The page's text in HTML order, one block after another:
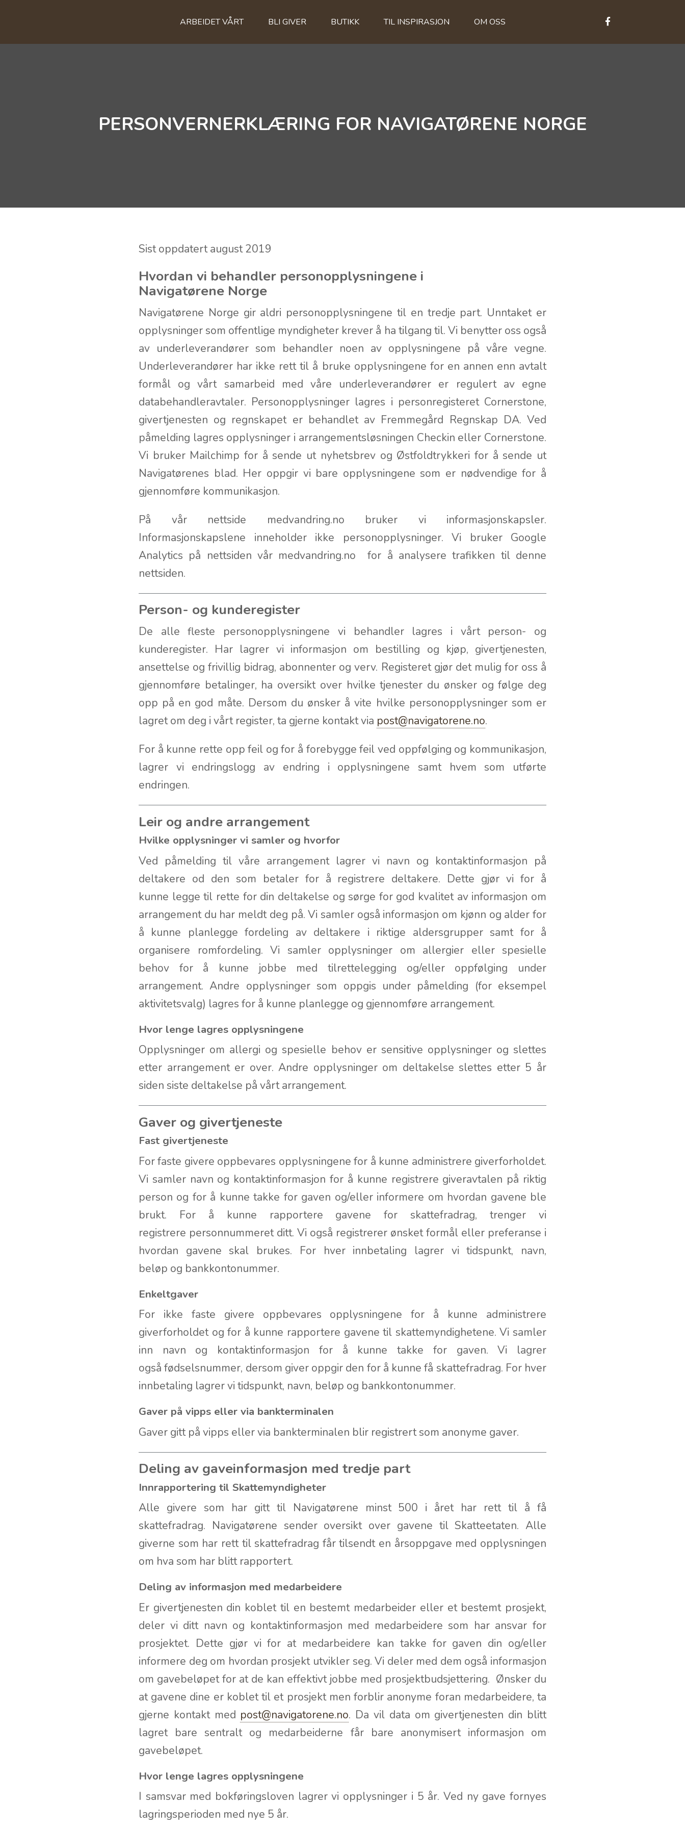
ARBEIDET VÅRT BLI GIVER BUTIKK TIL INSPIRASJON OM OSS
PERSONVERNERKLÆRING FOR NAVIGATØRENE NORGE
Sist oppdatert august 2019
Hvordan vi behandler personopplysningene i
Navigatørene Norge
Navigatørene Norge gir aldri personopplysningene til en tredje part. Unntaket er
opplysninger som offentlige myndigheter krever å ha tilgang til. Vi benytter oss også
av underleverandører som behandler noen av opplysningene på våre vegne.
Underleverandører har ikke rett til å bruke opplysningene for en annen enn avtalt
formål og vårt samarbeid med våre underleverandører er regulert av egne
databehandleravtaler. Personopplysninger lagres i personregisteret Cornerstone,
givertjenesten og regnskapet er behandlet av Fremmegård Regnskap DA. Ved
påmelding lagres opplysninger i arrangementsløsningen Checkin eller Cornerstone.
Vi bruker Mailchimp for å sende ut nyhetsbrev og Østfoldtrykkeri for å sende ut
Navigatørenes blad. Her oppgir vi bare opplysningene som er nødvendige for å
gjennomføre kommunikasjon.
På vår nettside medvandring.no bruker vi informasjonskapsler.
Informasjonskapslene inneholder ikke personopplysninger. Vi bruker Google
Analytics på nettsiden vår medvandring.no for å analysere trafikken til denne
nettsiden.
Person- og kunderegister
De alle fleste personopplysningene vi behandler lagres i vårt person- og
kunderegister. Har lagrer vi informasjon om bestilling og kjøp, givertjenesten,
ansettelse og frivillig bidrag, abonnenter og verv. Registeret gjør det mulig for oss å
gjennomføre betalinger, ha oversikt over hvilke tjenester du ønsker og følge deg
opp på en god måte. Dersom du ønsker å vite hvilke personopplysninger som er
lagret om deg i vårt register, ta gjerne kontakt via post@navigatorene.no.
For å kunne rette opp feil og for å forebygge feil ved oppfølging og kommunikasjon,
lagrer vi endringslogg av endring i opplysningene samt hvem som utførte
endringen.
Leir og andre arrangement
Hvilke opplysninger vi samler og hvorfor
Ved påmelding til våre arrangement lagrer vi navn og kontaktinformasjon på
deltakere od den som betaler for å registrere deltakere. Dette gjør vi for å
kunne legge til rette for din deltakelse og sørge for god kvalitet av informasjon om
arrangement du har meldt deg på. Vi samler også informasjon om kjønn og alder for
å kunne planlegge fordeling av deltakere i riktige aldersgrupper samt for å
organisere romfordeling. Vi samler opplysninger om allergier eller spesielle
behov for å kunne jobbe med tilrettelegging og/eller oppfølging under
arrangement. Andre opplysninger som oppgis under påmelding (for eksempel
aktivitetsvalg) lagres for å kunne planlegge og gjennomføre arrangement.
Hvor lenge lagres opplysningene
Opplysninger om allergi og spesielle behov er sensitive opplysninger og slettes
etter arrangement er over. Andre opplysninger om deltakelse slettes etter 5 år
siden siste deltakelse på vårt arrangement.
Gaver og givertjeneste
Fast givertjeneste
For faste givere oppbevares opplysningene for å kunne administrere giverforholdet.
Vi samler navn og kontaktinformasjon for å kunne registrere giveravtalen på riktig
person og for å kunne takke for gaven og/eller informere om hvordan gavene ble
brukt. For å kunne rapportere gavene for skattefradrag, trenger vi
registrere personnummeret ditt. Vi også registrerer ønsket formål eller preferanse i
hvordan gavene skal brukes. For hver innbetaling lagrer vi tidspunkt, navn,
beløp og bankkontonummer.
Enkeltgaver
For ikke faste givere oppbevares opplysningene for å kunne administrere
giverforholdet og for å kunne rapportere gavene til skattemyndighetene. Vi samler
inn navn og kontaktinformasjon for å kunne takke for gaven. Vi lagrer
også fødselsnummer, dersom giver oppgir den for å kunne få skattefradrag. For hver
innbetaling lagrer vi tidspunkt, navn, beløp og bankkontonummer.
Gaver på vipps eller via bankterminalen
Gaver gitt på vipps eller via bankterminalen blir registrert som anonyme gaver.
Deling av gaveinformasjon med tredje part
Innrapportering til Skattemyndigheter
Alle givere som har gitt til Navigatørene minst 500 i året har rett til å få
skattefradrag. Navigatørene sender oversikt over gavene til Skatteetaten. Alle
giverne som har rett til skattefradrag får tilsendt en årsoppgave med opplysningen
om hva som har blitt rapportert.
Deling av informasjon med medarbeidere
Er givertjenesten din koblet til en bestemt medarbeider eller et bestemt prosjekt,
deler vi ditt navn og kontaktinformasjon med medarbeidere som har ansvar for
prosjektet. Dette gjør vi for at medarbeidere kan takke for gaven din og/eller
informere deg om hvordan prosjekt utvikler seg. Vi deler med dem også informasjon
om gavebeløpet for at de kan effektivt jobbe med prosjektbudsjettering. Ønsker du
at gavene dine er koblet til et prosjekt men forblir anonyme foran medarbeidere, ta
gjerne kontakt med post@navigatorene.no. Da vil data om givertjenesten din blitt
lagret bare sentralt og medarbeiderne får bare anonymisert informasjon om
gavebeløpet.
Hvor lenge lagres opplysningene
I samsvar med bokføringsloven lagrer vi opplysninger i 5 år. Ved ny gave fornyes
lagringsperioden med nye 5 år.